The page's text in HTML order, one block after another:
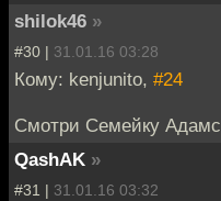
shilok46 »
#30 | 31.01.16 03:28
Кому: kenjunito, #24
Смотри Семейку Адамс
QashAK »
#31 | 31.01.16 03:32